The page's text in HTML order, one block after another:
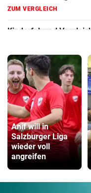
Kinderfahrrad Vergleich
Anif will in
Salzburger Liga
wieder voll
angreifen